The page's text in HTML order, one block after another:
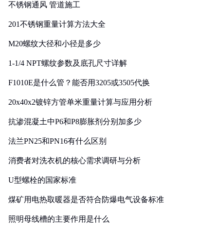
不锈钢通风 管道施工
201不锈钢重量计算方法大全
M20螺纹大径和小径是多少
1-1/4 NPT螺纹参数及底孔尺寸详解
F1010E是什么管？能否用3205或3505代换
20x40x2镀锌方管单米重量计算与应用分析
抗渗混凝土中P6和P8膨胀剂分别加多少
法兰PN25和PN16有什么区别
消费者对洗衣机的核心需求调研与分析
U型螺栓的国家标准
煤矿用电热取暖器是否符合防爆电气设备标准
照明母线槽的主要作用是什么